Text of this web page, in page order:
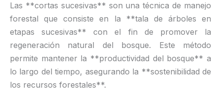
Las **cortas sucesivas** son una técnica de manejo
forestal que consiste en la **tala de árboles en
etapas sucesivas** con el fin de promover la
regeneración natural del bosque. Este método
permite mantener la **productividad del bosque** a
lo largo del tiempo, asegurando la **sostenibilidad de
los recursos forestales**.